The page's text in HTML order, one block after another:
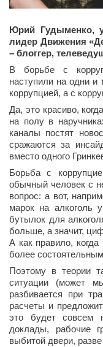
Юрий Гудыменко,
лидер Движения
– блоггер,
В борьбе с
наступили на одни и
коррупцией, а с
Да, это красиво,
на полу в
каналы постят
сражаются за
вместо одного
Борьба с
обычный человек с
вопрос: а вот,
марок на алкоголь
бутылок для
больше, а значит,
А как правило,
более
Поэтому в теории
ситуации (может
разбивается при
расчеты и
это будет совсем
доклады, рабочие
выбитой двери,